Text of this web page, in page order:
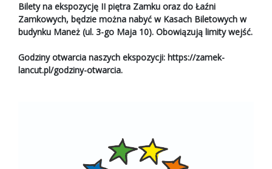
Bilety na ekspozycję II piętra Zamku oraz do Łaźni
Zamkowych, będzie można nabyć w Kasach Biletowych w
budynku Maneż (ul. 3-go Maja 10). Obowiązują limity wejść.
Godziny otwarcia naszych ekspozycji: https://zamek-
lancut.pl/godziny-otwarcia.